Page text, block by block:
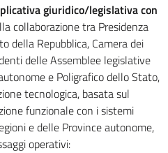
giuridico/legislativa con
collaborazione tra Presidenza
della Repubblica, Camera dei
delle Assemblee legislative
e Poligrafico dello Stato,
tecnologica, basata sul
funzionale con i sistemi
e delle Province autonome,
operativi: